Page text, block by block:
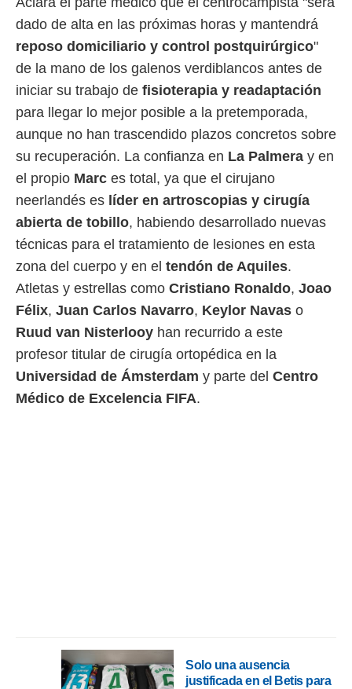
u
momento
en
en
de
un
o acceder
datos
utilizar
dado de alta en las próximas horas y mantendrá
reposo domiciliario y control postquirúrgico"
de la mano de los galenos verdiblancos antes de
iniciar su trabajo de fisioterapia y readaptación
para llegar lo mejor posible a la pretemporada,
aunque no han trascendido plazos concretos sobre
su recuperación. La confianza en La Palmera y en
el propio Marc es total, ya que el cirujano
neerlandés es líder en artroscopias y cirugía
abierta de tobillo, habiendo desarrollado nuevas
técnicas para el tratamiento de lesiones en esta
zona del cuerpo y en el tendón de Aquiles.
Atletas y estrellas como Cristiano Ronaldo, Joao
Félix, Juan Carlos Navarro, Keylor Navas o
Ruud van Nisterlooy han recurrido a este
profesor titular de cirugía ortopédica en la
Universidad de Ámsterdam y parte del Centro
Médico de Excelencia FIFA.
Solo una ausencia
justificada en el Betis para